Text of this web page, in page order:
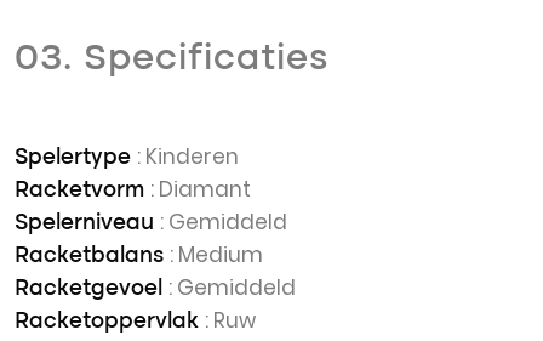
03. Specificaties
Spelertype : Kinderen
Racketvorm : Diamant
Spelerniveau : Gemiddeld
Racketbalans : Medium
Racketgevoel : Gemiddeld
Racketoppervlak : Ruw